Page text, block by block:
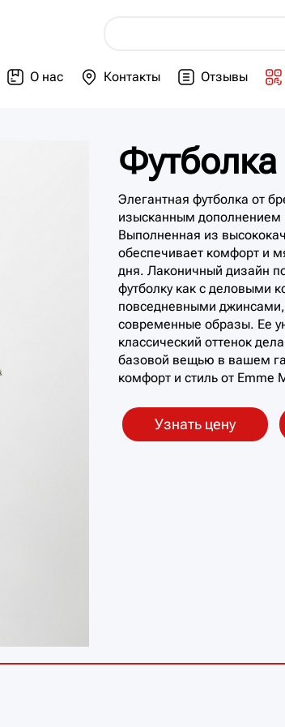
О нас Контакты Отзывы
Футболка
Элегантная футболка от
изысканным дополнением
Выполненная из
обеспечивает комфорт и
дня. Лаконичный дизайн
футболку как с деловыми
повседневными
современные образы. Ее
классический оттенок
базовой вещью в вашем
комфорт и стиль от Emme
Узнать цену